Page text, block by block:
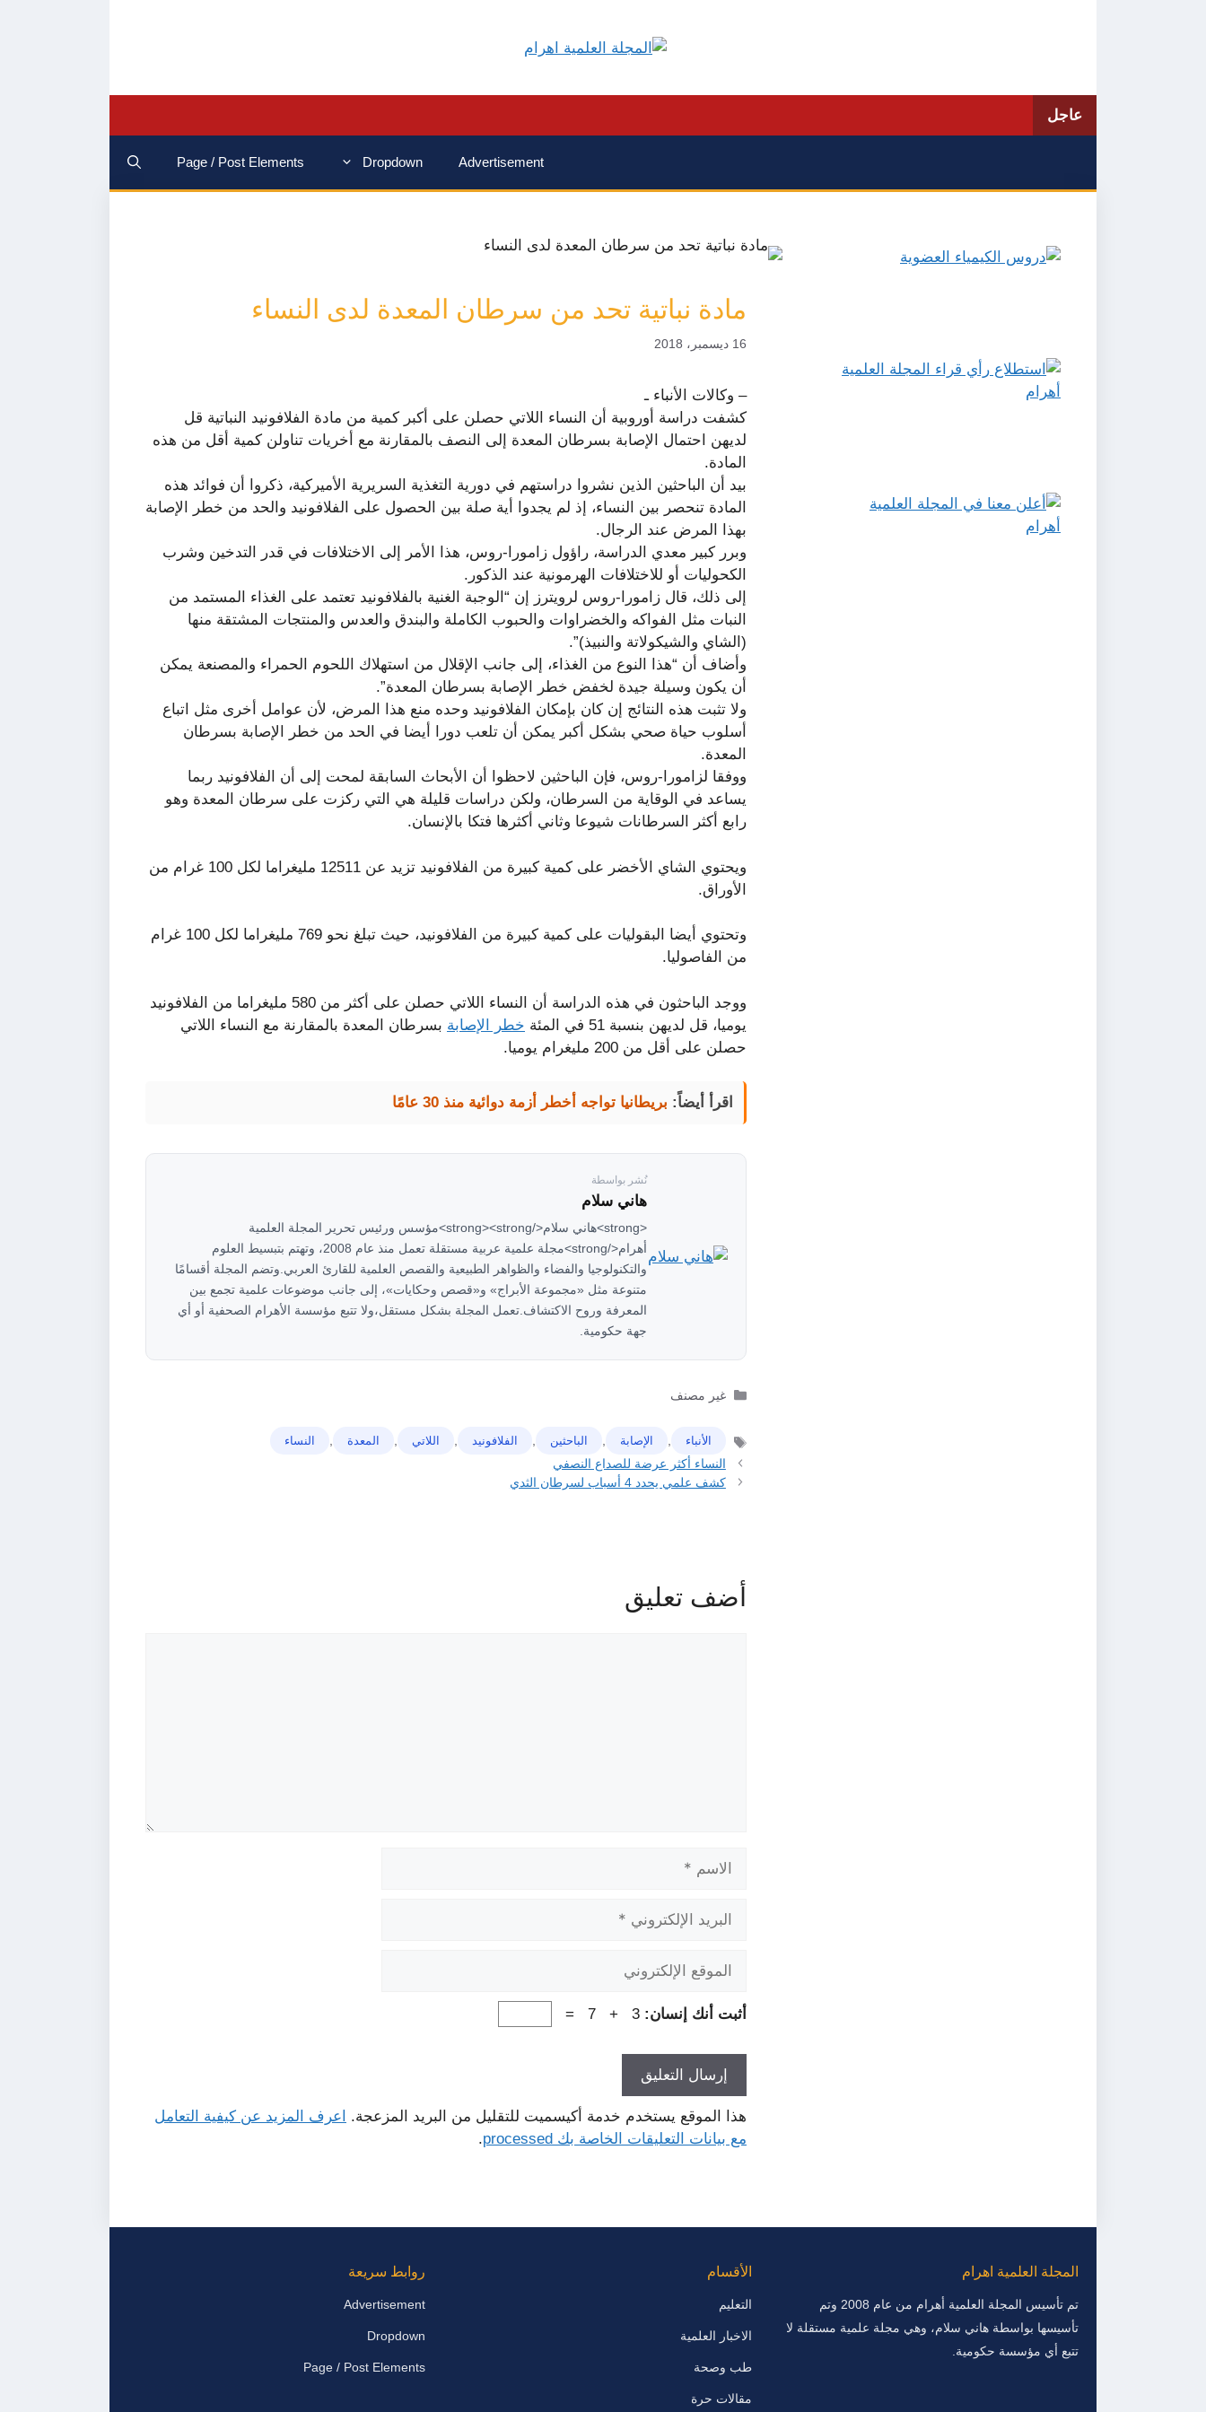
عاجل
Advertisement
Dropdown
Page / Post Elements
مادة نباتية تحد من سرطان المعدة لدى النساء
16 ديسمبر، 2018
– وكالات الأنباء ـ
كشفت دراسة أوروبية أن النساء اللاتي حصلن على أكبر كمية من مادة الفلافونيد النباتية قل
لديهن احتمال الإصابة بسرطان المعدة إلى النصف بالمقارنة مع أخريات تناولن كمية أقل من هذه
المادة.
بيد أن الباحثين الذين نشروا دراستهم في دورية التغذية السريرية الأميركية، ذكروا أن فوائد هذه
المادة تنحصر بين النساء، إذ لم يجدوا أية صلة بين الحصول على الفلافونيد والحد من خطر الإصابة
بهذا المرض عند الرجال.
وبرر كبير معدي الدراسة، راؤول زامورا-روس، هذا الأمر إلى الاختلافات في قدر التدخين وشرب
الكحوليات أو للاختلافات الهرمونية عند الذكور.
إلى ذلك، قال زامورا-روس لرويترز إن “الوجبة الغنية بالفلافونيد تعتمد على الغذاء المستمد من
النبات مثل الفواكه والخضراوات والحبوب الكاملة والبندق والعدس والمنتجات المشتقة منها
(الشاي والشيكولاتة والنبيذ)”.
وأضاف أن “هذا النوع من الغذاء، إلى جانب الإقلال من استهلاك اللحوم الحمراء والمصنعة يمكن
أن يكون وسيلة جيدة لخفض خطر الإصابة بسرطان المعدة”.
ولا تثبت هذه النتائج إن كان بإمكان الفلافونيد وحده منع هذا المرض، لأن عوامل أخرى مثل اتباع
أسلوب حياة صحي بشكل أكبر يمكن أن تلعب دورا أيضا في الحد من خطر الإصابة بسرطان
المعدة.
ووفقا لزامورا-روس، فإن الباحثين لاحظوا أن الأبحاث السابقة لمحت إلى أن الفلافونيد ربما
يساعد في الوقاية من السرطان، ولكن دراسات قليلة هي التي ركزت على سرطان المعدة وهو
رابع أكثر السرطانات شيوعا وثاني أكثرها فتكا بالإنسان.
ويحتوي الشاي الأخضر على كمية كبيرة من الفلافونيد تزيد عن 12511 مليغراما لكل 100 غرام من
الأوراق.
وتحتوي أيضا البقوليات على كمية كبيرة من الفلافونيد، حيث تبلغ نحو 769 مليغراما لكل 100 غرام
من الفاصوليا.
ووجد الباحثون في هذه الدراسة أن النساء اللاتي حصلن على أكثر من 580 مليغراما من الفلافونيد
يوميا، قل لديهن بنسبة 51 في المئة
خطر الإصابة بسرطان المعدة بالمقارنة مع النساء اللاتي
حصلن على أقل من 200 مليغرام يوميا.
اقرأ أيضاً: بريطانيا تواجه أخطر أزمة دوائية منذ 30 عامًا
نُشر بواسطة
هاني سلام
<strong>هاني سلام</strong><strong>مؤسس ورئيس تحرير المجلة العلمية
أهرام</strong>مجلة علمية عربية مستقلة تعمل منذ عام 2008، وتهتم بتبسيط العلوم
والتكنولوجيا والفضاء والظواهر الطبيعية والقصص العلمية للقارئ العربي.وتضم المجلة أقسامًا
متنوعة مثل «مجموعة الأبراج» و«قصص وحكايات»، إلى جانب موضوعات علمية تجمع بين
المعرفة وروح الاكتشاف.تعمل المجلة بشكل مستقل،ولا تتبع مؤسسة الأهرام الصحفية أو أي
جهة حكومية.
التصنيفات
غير مصنف
الوسوم
ﺍﻷﻧﺒﺎﺀ ﺍﻹﺻﺎﺑﺔ ﺍﻟﺒﺎﺣﺜﻴﻦ الفلافونيد اللاتي المعدة ﺍﻟﻨﺴﺎﺀ
النساء أكثر عرضة للصداع النصفي
كشف علمي يحدد 4 أسباب لسرطان الثدي
أضف تعليق
الاسم
البريد
الإلكتروني
الموقع
الإلكتروني
أثبت أنك إنسان: 3 + 7 =
هذا الموقع يستخدم خدمة أكيسميت للتقليل من البريد المزعجة.
اعرف المزيد عن كيفية التعامل
مع بيانات التعليقات الخاصة بك processed
.
المجلة العلمية اهرام
تم تأسيس المجلة العلمية أهرام من عام 2008 وتم
تأسيسها بواسطة هاني سلام، وهي مجلة علمية مستقلة لا
تتبع أي مؤسسة حكومية.
الأقسام
التعليم
الاخبار العلمية
طب وصحة
مقالات حرة
روابط سريعة
Advertisement
Dropdown
Page / Post Elements